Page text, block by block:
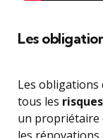
Les
Les obligations
tous les risques
un propriétaire